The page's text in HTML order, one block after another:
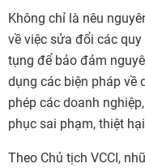
Không chỉ là nêu
về việc sửa đổi các
tụng để bảo đảm
dụng các biện pháp về
phép các doanh
phục sai phạm, thiệt
Theo Chủ tịch VCCI,